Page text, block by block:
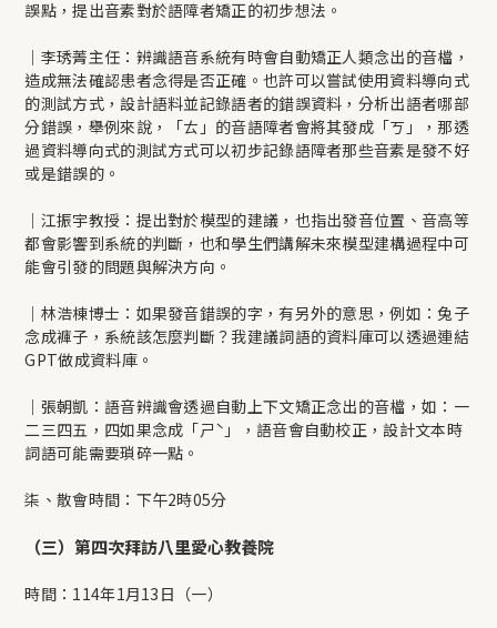
誤點，提出音素對於語障者矯正的初步想法。
｜李琇菁主任：辨識語音系統有時會自動矯正人類念出的音檔，
造成無法確認患者念得是否正確。也許可以嘗試使用資料導向式
的測試方式，設計語料並記錄語者的錯誤資料，分析出語者哪部
分錯誤，舉例來說，「ㄊ」的音語障者會將其發成「ㄎ」，那透
過資料導向式的測試方式可以初步記錄語障者那些音素是發不好
或是錯誤的。
｜江振宇教授：提出對於模型的建議，也指出發音位置、音高等
都會影響到系統的判斷，也和學生們講解未來模型建構過程中可
能會引發的問題與解決方向。
｜林浩棟博士：如果發音錯誤的字，有另外的意思，例如：兔子
念成褲子，系統該怎麼判斷？我建議詞語的資料庫可以透過連結
GPT做成資料庫。
｜張朝凱：語音辨識會透過自動上下文矯正念出的音檔，如：一
二三四五，四如果念成「ㄕˋ」，語音會自動校正，設計文本時
詞語可能需要瑣碎一點。
柒、散會時間：下午2時05分
（三）第四次拜訪八里愛心教養院
時間：114年1月13日（一）